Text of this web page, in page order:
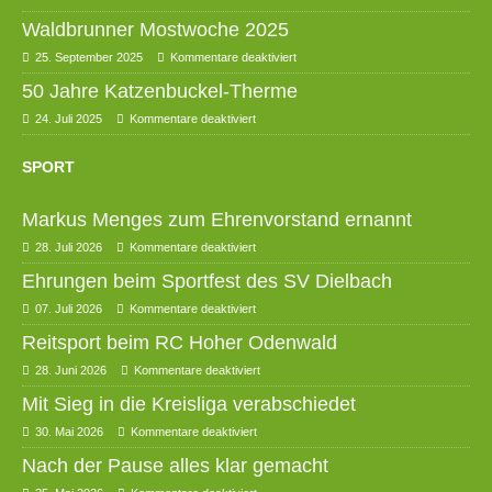
Waldbrunner Mostwoche 2025
25. September 2025 Kommentare deaktiviert
50 Jahre Katzenbuckel-Therme
24. Juli 2025 Kommentare deaktiviert
SPORT
Markus Menges zum Ehrenvorstand ernannt
28. Juli 2026 Kommentare deaktiviert
Ehrungen beim Sportfest des SV Dielbach
07. Juli 2026 Kommentare deaktiviert
Reitsport beim RC Hoher Odenwald
28. Juni 2026 Kommentare deaktiviert
Mit Sieg in die Kreisliga verabschiedet
30. Mai 2026 Kommentare deaktiviert
Nach der Pause alles klar gemacht